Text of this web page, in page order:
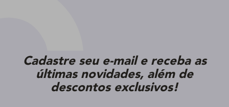
Cadastre seu e-mail e receba as
últimas novidades, além de
descontos exclusivos!